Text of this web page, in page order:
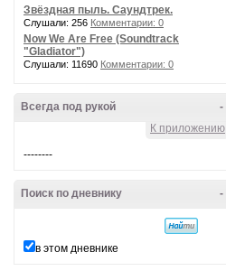
Звёздная пыль. Саундтрек.
Слушали: 256 Комментарии: 0
Now We Are Free (Soundtrack
"Gladiator")
Слушали: 11690 Комментарии: 0
-
Всегда под рукой
К приложению
--------
-
Поиск по дневнику
в этом дневнике